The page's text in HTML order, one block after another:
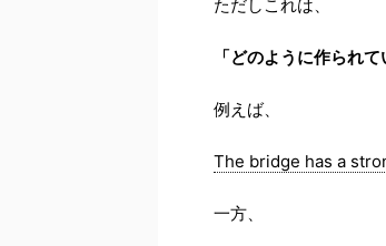
ただしこれは、
「どのように作られて
例えば、
The bridge has a
一方、